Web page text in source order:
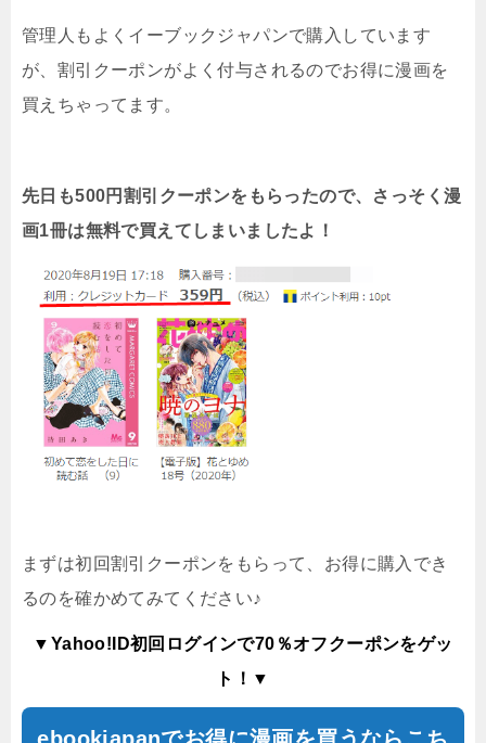
管理人もよくイーブックジャパンで購入しています
が、割引クーポンがよく付与されるのでお得に漫画を
買えちゃってます。
先日も500円割引クーポンをもらったので、さっそく漫
画1冊は無料で買えてしまいましたよ！
まずは初回割引クーポンをもらって、お得に購入でき
るのを確かめてみてください♪
▼Yahoo!ID初回ログインで70％オフクーポンをゲッ
ト！▼